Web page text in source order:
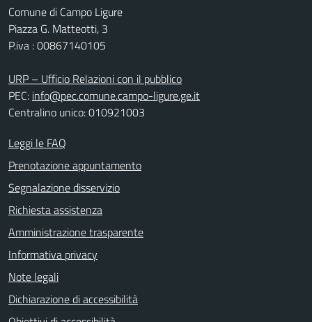
Comune di Campo Ligure
Piazza G. Matteotti, 3
P.iva : 00867140105
URP – Ufficio Relazioni con il pubblico
PEC: info@pec.comune.campo-ligure.ge.it
Centralino unico: 010921003
Leggi le FAQ
Prenotazione appuntamento
Segnalazione disservizio
Richiesta assistenza
Amministrazione trasparente
Informativa privacy
Note legali
Dichiarazione di accessibilità